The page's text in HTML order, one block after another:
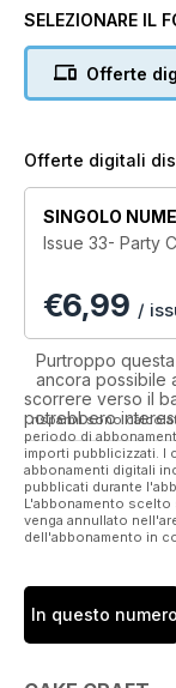
decorations
instructions
details of the
SELEZIONARE IL
Offerte
Offerte digitali
SINGOLO
Issue 33- Party
€6,99 /
Purtroppo
ancora possibile
scorrere verso il
potrebbero
I risparmi sono
periodo di
importi pubblicizzati.
abbonamenti digitali
pubblicati durante
L'abbonamento scelto
venga annullato
dell'abbonamento in
In questo numero